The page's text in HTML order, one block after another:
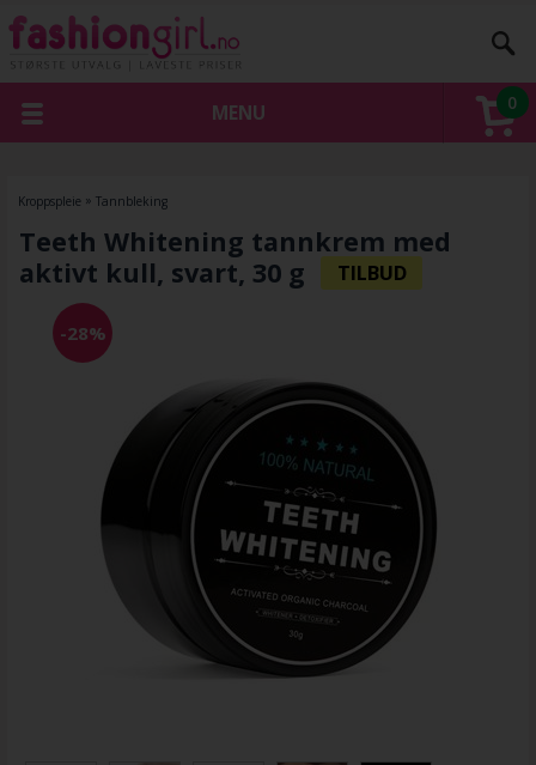
0
MENU
Kroppspleie » Tannbleking
Teeth Whitening tannkrem med
aktivt kull, svart, 30 g
-28%